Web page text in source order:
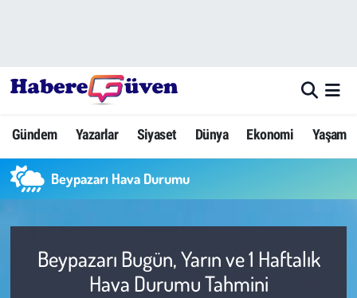
Gündem Yazarlar Siyaset Dünya Ekonomi Yaşam
Beypazarı Hava Durumu
Beypazarı Bugün, Yarın ve 1 Haftalık
Hava Durumu Tahmini
Yazarlar
Dünya
Siyaset
Ekonomi
Yaşam
Hava Durumu
Trafik Durumu
Süper Lig Puan Durumu ve Fikstür
Tüm Manşetler
Son Dakika Haberleri